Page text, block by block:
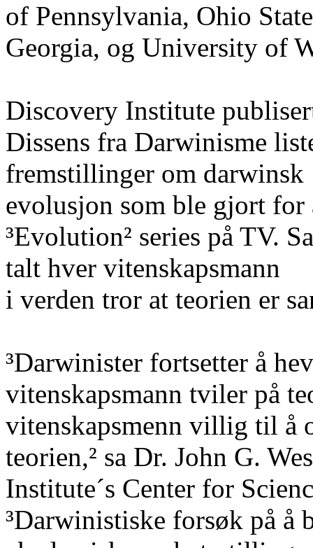
of Pennsylvania, Ohio State
Georgia, og University of
Discovery Institute
Dissens fra Darwinisme
fremstillinger om darwinsk
evolusjon som ble gjort
³Evolution² series på TV.
talt hver vitenskapsmann
i verden tror at teorien er
³Darwinister fortsetter å
vitenskapsmann tviler på
vitenskapsmenn villig til å
teorien,² sa Dr. John G.
Institute´s Center for
³Darwinistiske forsøk på å